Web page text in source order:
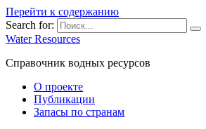
Перейти к содержанию
Search for:
Water Resources
Справочник водных ресурсов
О проекте
Публикации
Запасы по странам